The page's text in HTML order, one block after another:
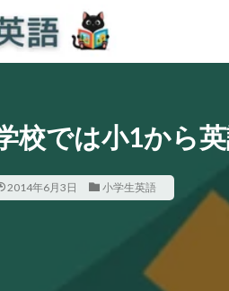
校では小1から
2014年6月3日 小学生英語